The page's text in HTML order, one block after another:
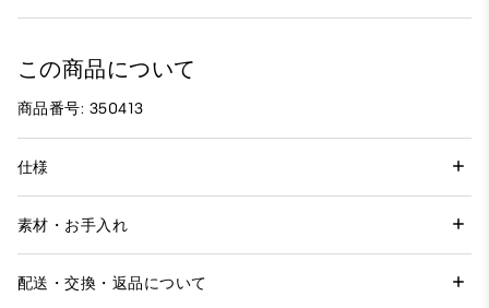
この商品について
商品番号: 350413
仕様
素材・お手入れ
配送・交換・返品について